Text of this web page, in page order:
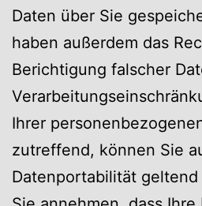
Daten über Sie
haben außerdem das
Berichtigung falscher
Ihrer
zutreffend, können Sie
Datenportabilität